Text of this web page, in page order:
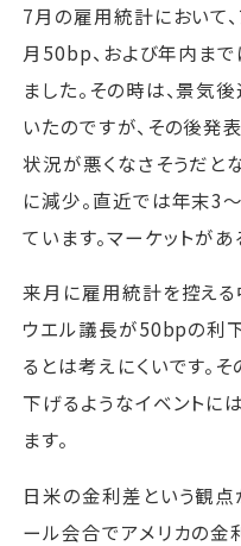
7月の雇用統計において
月50bp、および年内ま
ました。その時は、景気
いたのですが、その後発
状況が悪くなさそうだと
に減少。直近では年末3
ています。マーケットが
来月に雇用統計を控える
ウエル議長が50bpの利
るとは考えにくいです。
下げるようなイベントに
ます。
日米の金利差という観点
ール会合でアメリカの金